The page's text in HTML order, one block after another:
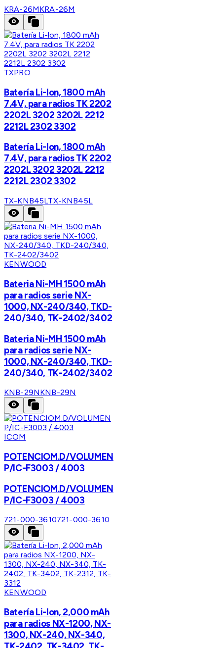
KRA-26MKRA-26M
TXPRO
Batería Li-lon, 1800 mAh
7.4V, para radios TK 2202
2202L 3202 3202L 2212
2212L 2302 3302
Batería Li-lon, 1800 mAh
7.4V, para radios TK 2202
2202L 3202 3202L 2212
2212L 2302 3302
TX-KNB45LTX-KNB45L
KENWOOD
Bateria Ni-MH 1500 mAh
para radios serie NX-
1000, NX-240/340, TKD-
240/340, TK-2402/3402
Bateria Ni-MH 1500 mAh
para radios serie NX-
1000, NX-240/340, TKD-
240/340, TK-2402/3402
KNB-29NKNB-29N
ICOM
POTENCIOM.D/VOLUMEN
P/IC-F3003 / 4003
POTENCIOM.D/VOLUMEN
P/IC-F3003 / 4003
721-000-3610721-000-3610
KENWOOD
Batería Li-lon, 2,000 mAh
para radios NX-1200, NX-
1300, NX-240, NX-340,